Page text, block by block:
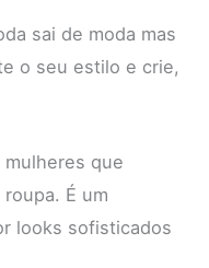
sai de moda mas
o seu estilo e crie,
que
É um
looks sofisticados